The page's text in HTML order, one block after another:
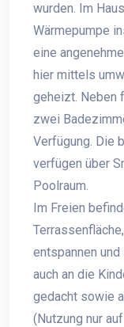
wurden. Im
Wärmepumpe
eine
hier mittels
geheizt. Neben
zwei
Verfügung. Die
verfügen über
Poolraum.
Im Freien
entspannen
auch an die
gedacht sowie
(Nutzung nur